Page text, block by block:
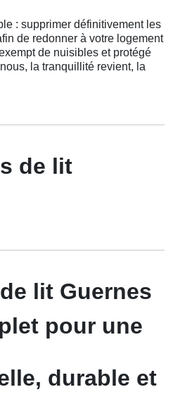
: supprimer définitivement les
de redonner à votre logement
de nuisibles et protégé
la tranquillité revient, la
de lit
lit Guernes
pour une
durable et